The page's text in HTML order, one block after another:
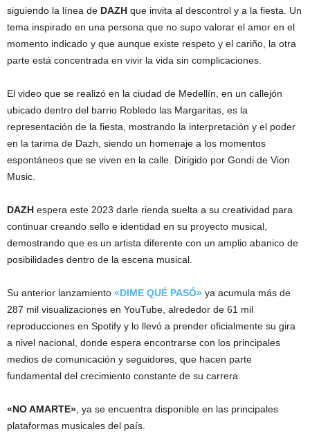
siguiendo la línea de DAZH que invita al descontrol y a la fiesta. Un
tema inspirado en una persona que no supo valorar el amor en el
momento indicado y que aunque existe respeto y el cariño, la otra
parte está concentrada en vivir la vida sin complicaciones.
El video que se realizó en la ciudad de Medellín, en un callejón
ubicado dentro del barrio Robledo las Margaritas, es la
representación de la fiesta, mostrando la interpretación y el poder
en la tarima de Dazh, siendo un homenaje a los momentos
espontáneos que se viven en la calle. Dirigido por Gondi de Vion
Music.
DAZH espera este 2023 darle rienda suelta a su creatividad para
continuar creando sello e identidad en su proyecto musical,
demostrando que es un artista diferente con un amplio abanico de
posibilidades dentro de la escena musical.
Su anterior lanzamiento «DIME QUÉ PASÓ» ya acumula más de
287 mil visualizaciones en YouTube, alrededor de 61 mil
reproducciones en Spotify y lo llevó a prender oficialmente su gira
a nivel nacional, donde espera encontrarse con los principales
medios de comunicación y seguidores, que hacen parte
fundamental del crecimiento constante de su carrera.
«NO AMARTE» , ya se encuentra disponible en las principales
plataformas musicales del país.